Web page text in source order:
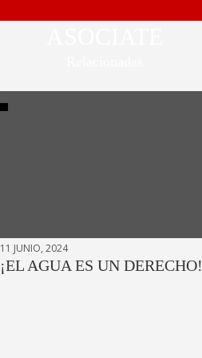
11 JUNIO, 2024
¡EL AGUA ES UN DERECHO!